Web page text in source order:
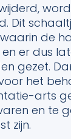
Dit
de
er dus
gezet.
het
arts
en te
zijn.